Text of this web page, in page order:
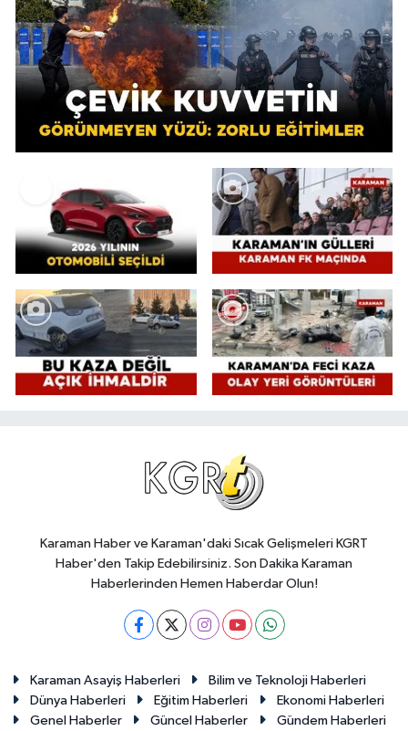
Karaman Haber ve Karaman'daki Sıcak Gelişmeleri KGRT
Haber'den Takip Edebilirsiniz. Son Dakika Karaman
Haberlerinden Hemen Haberdar Olun!
Karaman Asayiş Haberleri
Bilim ve Teknoloji Haberleri
Dünya Haberleri
Eğitim Haberleri
Ekonomi Haberleri
Genel Haberler
Güncel Haberler Gündem Haberleri